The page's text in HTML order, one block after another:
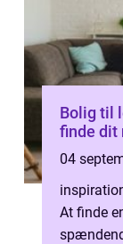
Bolig til
finde dit
04
At finde